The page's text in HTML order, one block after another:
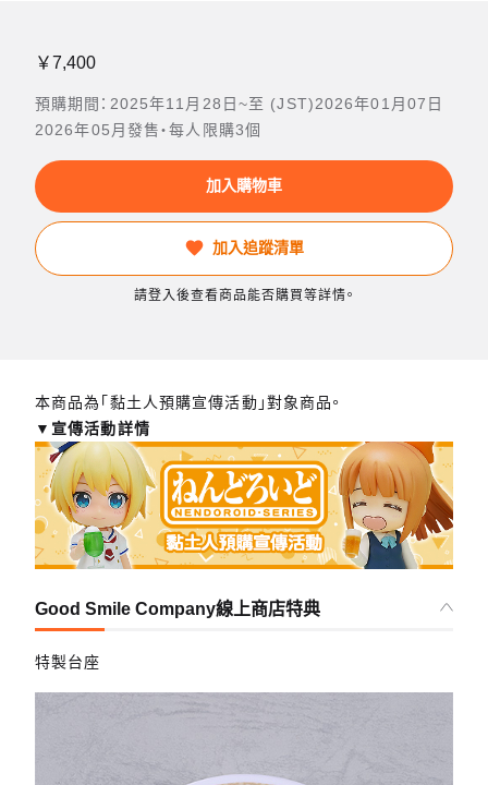
￥7,400
預購期間：2025年11月28日~至 (JST)2026年01月07日
2026年05月發售・每人限購3個
加入購物車
加入追蹤清單
請登入後查看商品能否購買等詳情。
本商品為「黏土人預購宣傳活動」對象商品。
▼宣傳活動詳情
Good Smile Company線上商店特典
特製台座